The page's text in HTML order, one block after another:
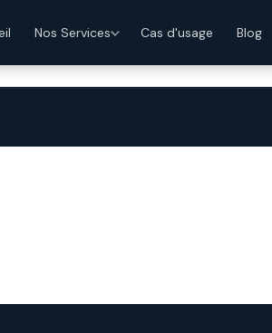
Nos Services Cas d'usage Blog
Stratégie Data Blog